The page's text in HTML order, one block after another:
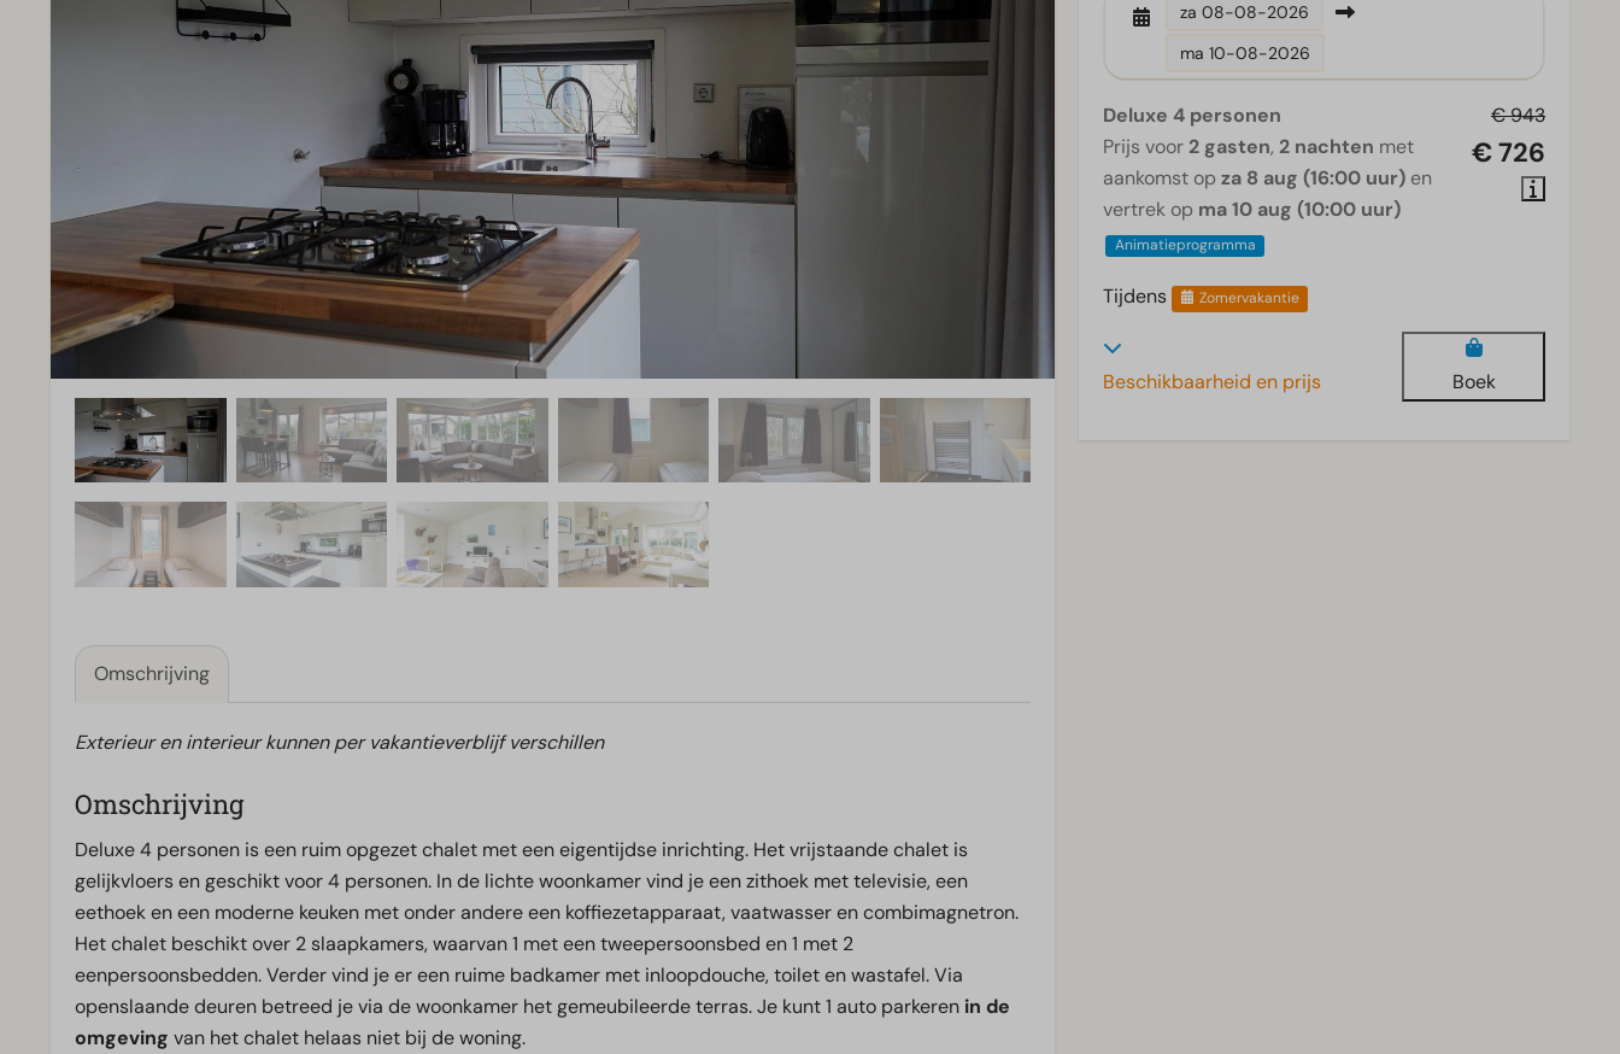
Omschrijving
Exterieur en interieur kunnen per vakantieverblijf verschillen
Omschrijving
Deluxe 4 personen is een ruim opgezet chalet met een eigentijdse inrichting. Het vrijstaande chalet is
gelijkvloers en geschikt voor 4 personen. In de lichte woonkamer vind je een zithoek met televisie, een
eethoek en een moderne keuken met onder andere een koffiezetapparaat, vaatwasser en combimagnetron.
Het chalet beschikt over 2 slaapkamers, waarvan 1 met een tweepersoonsbed en 1 met 2
eenpersoonsbedden. Verder vind je er een ruime badkamer met inloopdouche, toilet en wastafel. Via
openslaande deuren betreed je via de woonkamer het gemeubileerde terras. Je kunt 1 auto parkeren in de
omgeving van het chalet helaas niet bij de woning.
za 08-08-2026
ma 10-08-2026
€ 943
€ 726
Deluxe 4 personen
Prijs voor 2 gasten, 2 nachten met
aankomst opza 8 aug (16:00 uur) en
vertrek op ma 10 aug (10:00 uur)
Animatieprogramma
Tijdens Zomervakantie
Beschikbaarheid en prijs Boek